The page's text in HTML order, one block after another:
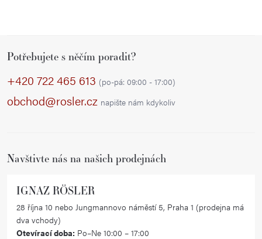
Potřebujete s něčím poradit?
+420 722 465 613 (po-pá: 09:00 - 17:00)
obchod@rosler.cz napište nám kdykoliv
Navštivte nás na našich prodejnách
IGNAZ RÖSLER
28 října 10 nebo Jungmannovo náměstí 5, Praha 1 (prodejna má
dva vchody)
Otevírací doba: Po–Ne 10:00 – 17:00